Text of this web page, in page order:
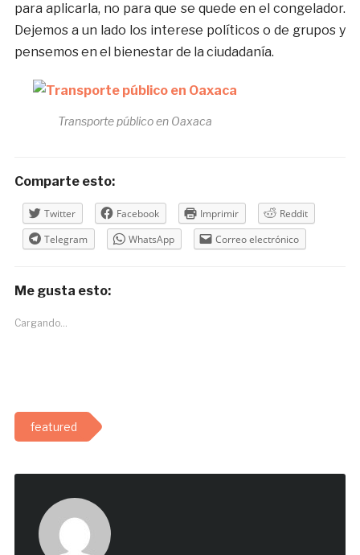
para aplicarla, no para que se quede en el congelador.
Dejemos a un lado los interese políticos o de grupos y
pensemos en el bienestar de la ciudadanía.
Transporte público en Oaxaca
Comparte esto:
Twitter Facebook Imprimir
Reddit
Telegram
WhatsApp Correo electrónico
Me gusta esto:
Cargando...
featured